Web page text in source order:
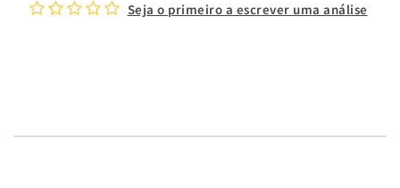
Seja o primeiro a escrever uma análise